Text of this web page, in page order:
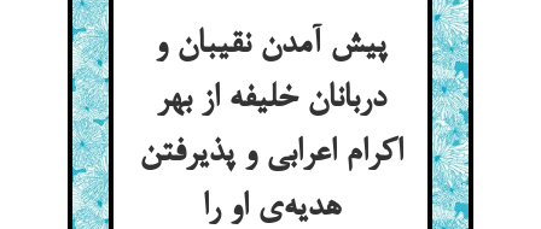
پیش آمدن نقیبان و
دربانان خلیفه از بهر
اکرام اعرابی و پذیرفتن
هدیه‌‌ی او را